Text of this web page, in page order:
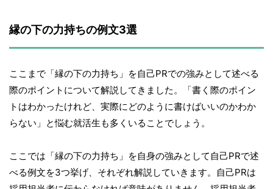
縁の下の力持ちの例文3選
ここまで「縁の下の力持ち」を自己PRでの強みとして述べる
際のポイントについて解説してきました。「書く際のポイン
トはわかったけれど、実際にどのように書けばいいのかわか
らない」と悩む就活生も多くいることでしょう。
ここでは「縁の下の力持ち」を自身の強みとして自己PRで述
べる例文を3つ挙げ、それぞれ解説していきます。自己PRは